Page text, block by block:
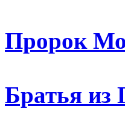
Пророк
Братья из